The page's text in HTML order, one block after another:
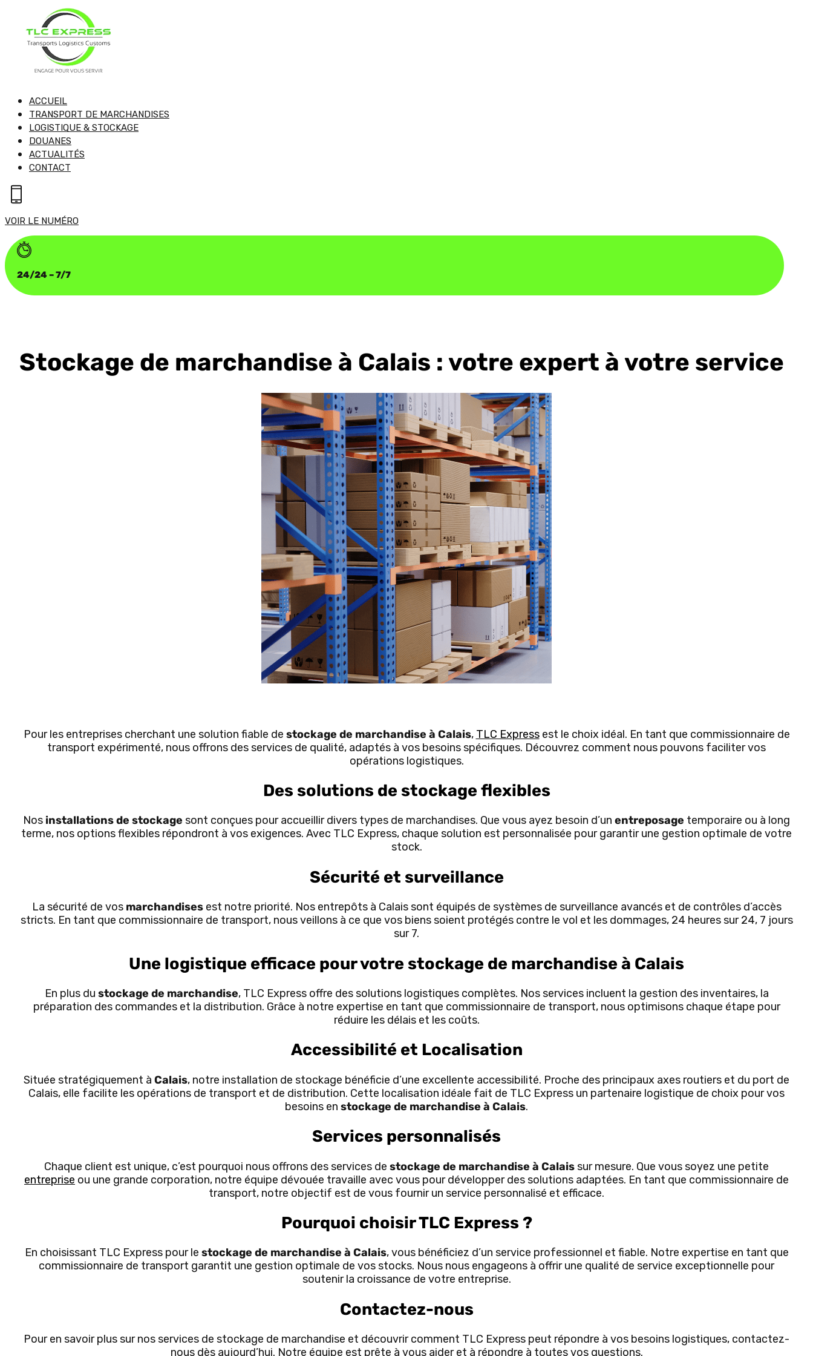
ACCUEIL
TRANSPORT DE MARCHANDISES
LOGISTIQUE & STOCKAGE
DOUANES
ACTUALITÉS
CONTACT
VOIR LE NUMÉRO
24/24 – 7/7
Stockage de marchandise à Calais : votre expert à votre service
Pour les entreprises cherchant une solution fiable de stockage de marchandise à Calais, TLC Expressest le choix idéal. En tant que commissionnaire de
transport expérimenté, nous offrons des services de qualité, adaptés à vos besoins spécifiques. Découvrez comment nous pouvons faciliter vos
opérations logistiques.
Des solutions de stockage flexibles
Nos installations de stockage sont conçues pour accueillir divers types de marchandises. Que vous ayez besoin d’un entreposage temporaire ou à long
terme, nos options flexibles répondront à vos exigences. Avec TLC Express, chaque solution est personnalisée pour garantir une gestion optimale de votre
stock.
Sécurité et surveillance
La sécurité de vos marchandisesest notre priorité. Nos entrepôts à Calais sont équipés de systèmes de surveillance avancés et de contrôles d’accès
stricts. En tant que commissionnaire de transport, nous veillons à ce que vos biens soient protégés contre le vol et les dommages, 24 heures sur 24, 7 jours
sur 7.
Une logistique efficace pour votre stockage de marchandise à Calais
En plus du stockage de marchandise, TLC Express offre des solutions logistiques complètes. Nos services incluent la gestion des inventaires, la
préparation des commandes et la distribution. Grâce à notre expertise en tant que commissionnaire de transport, nous optimisons chaque étape pour
réduire les délais et les coûts.
Accessibilité et Localisation
Située stratégiquement à Calais, notre installation de stockage bénéficie d’une excellente accessibilité. Proche des principaux axes routiers et du port de
Calais, elle facilite les opérations de transport et de distribution. Cette localisation idéale fait de TLC Express un partenaire logistique de choix pour vos
besoins en stockage de marchandise à Calais.
Services personnalisés
Chaque client est unique, c’est pourquoi nous offrons des services de stockage de marchandise à Calaissur mesure. Que vous soyez une petite
entreprise ou une grande corporation, notre équipe dévouée travaille avec vous pour développer des solutions adaptées. En tant que commissionnaire de
transport, notre objectif est de vous fournir un service personnalisé et efficace.
Pourquoi choisir TLC Express ?
En choisissant TLC Express pour le stockage de marchandise à Calais, vous bénéficiez d’un service professionnel et fiable. Notre expertise en tant que
commissionnaire de transport garantit une gestion optimale de vos stocks. Nous nous engageons à offrir une qualité de service exceptionnelle pour
soutenir la croissance de votre entreprise.
Contactez-nous
Pour en savoir plus sur nos services de stockage de marchandise et découvrir comment TLC Express peut répondre à vos besoins logistiques, contactez-
nous dès aujourd’hui. Notre équipe est prête à vous aider et à répondre à toutes vos questions.